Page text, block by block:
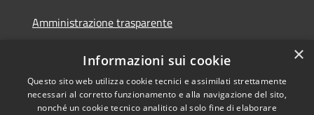
Amministrazione trasparente
Dichiarazione di accessibilità
×
Informazioni sui cookie
Questo sito web utilizza cookie tecnici e assimilati strettamente
necessari al corretto funzionamento e alla navigazione del sito,
nonché un cookie tecnico analitico al solo fine di elaborare